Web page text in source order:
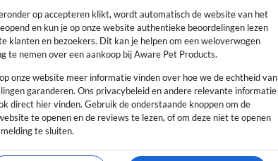
beleidop accepteren klikt, wordt automatisch de website van het
en kun je op onze website authentieke beoordelingen lezen
klanten en bezoekers. Dit kan je helpen om een weloverwogen
te nemen over een aankoop bij Aware Pet Products.
onze website meer informatie vinden over hoe we de echtheid van
garanderen. Ons privacybeleid en andere relevante informatie
direct hier vinden. Gebruik de onderstaande knoppen om de
te openen en de reviews te lezen, of om deze niet te openen
te sluiten.